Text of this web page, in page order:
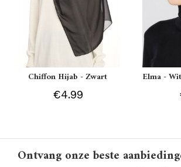
Chiffon Hijab - Zwart
€4.99
Elma -
Ontvang onze beste